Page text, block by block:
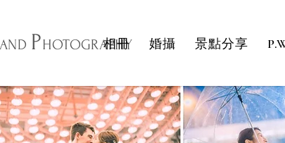
相冊 婚攝 景點分享
PHOTOGRAPHY